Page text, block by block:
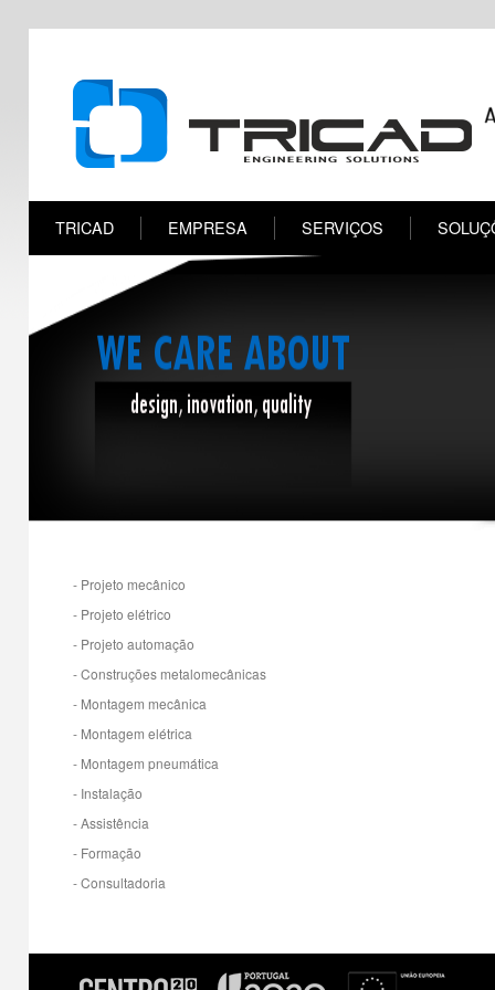
TRICAD EMPRESA SERVIÇOS
1 2 3
- Projeto mecânico
- Projeto elétrico
- Projeto automação
- Construções metalomecânicas
- Montagem mecânica
- Montagem elétrica
- Montagem pneumática
- Instalação
- Assistência
- Formação
- Consultadoria